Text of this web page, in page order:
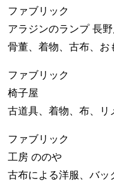
ファブリック
アラジンのランプ 長
骨董、着物、古布、お
ファブリック
椅子屋
古道具、着物、布、リ
ファブリック
工房 ののや
古布による洋服、バッ